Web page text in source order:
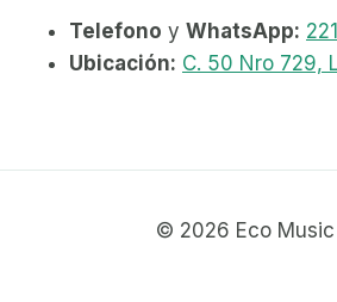
Telefono y WhatsApp:
Ubicación: C. 50 Nro 729,
© 2026 Eco Music